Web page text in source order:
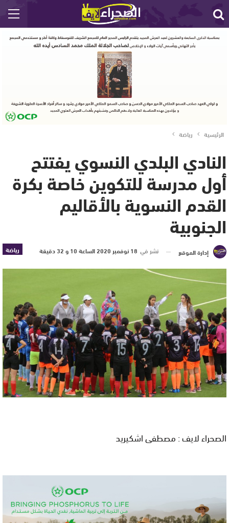
الرئيسية رياضة
النادي البلدي النسوي يفتتح
أول مدرسة للتكوين خاصة بكرة
القدم النسوية بالأقاليم
الجنوبية
رياضة إدارة الموقع نشر في 18 نوفمبر 2020 الساعة 10 و 32 دقيقة
الصحراء لايف : مصطفى اشكيريد